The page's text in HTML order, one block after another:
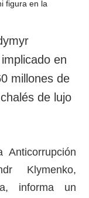
de
de
en
millones de
de lujo
Klymenko,
informa un